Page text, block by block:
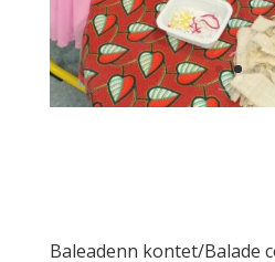
Bet oamp betek ar Stanco
un emgav gant Yann Quere,
oa ket brav an amzer,
selaou e gontadennoù dre
qu’ils nous a racontées lors